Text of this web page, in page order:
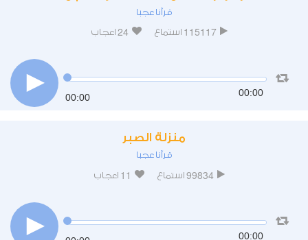
قرآنا عجبا
115117 استماع 24 اعجاب
00:00 00:00
منزلة الصبر
قرآنا عجبا
99834 استماع 11 اعجاب
00:00